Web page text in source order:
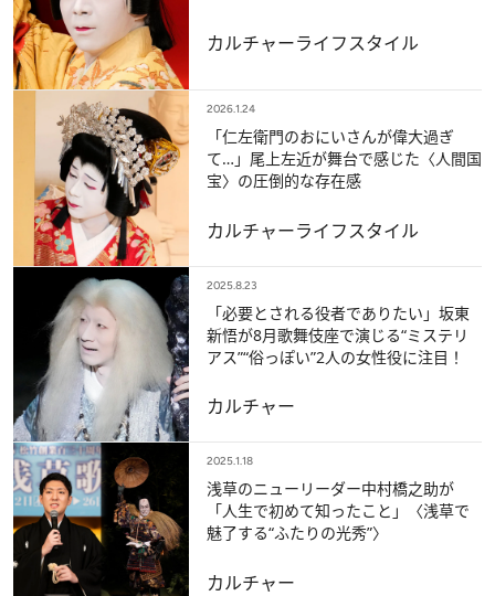
カルチャーライフスタイル
2026.1.24
「仁左衛門のおにいさんが偉大過ぎ
て…」尾上左近が舞台で感じた〈人間国
宝〉の圧倒的な存在感
カルチャーライフスタイル
2025.8.23
「必要とされる役者でありたい」坂東
新悟が8月歌舞伎座で演じる“ミステリ
アス”“俗っぽい”2人の女性役に注目！
カルチャー
2025.1.18
浅草のニューリーダー中村橋之助が
「人生で初めて知ったこと」〈浅草で
魅了する“ふたりの光秀”〉
カルチャー